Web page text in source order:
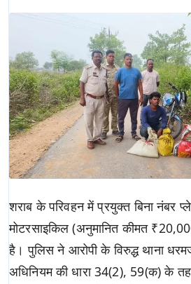
शराब के परिवहन में प्रयुक्त बिना नंबर
मोटरसाइकिल (अनुमानित कीमत
है। पुलिस ने आरोपी के विरुद्ध थाना
अधिनियम की धारा 34(2), 59(क) के